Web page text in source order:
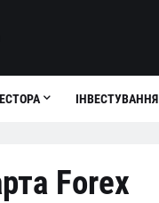
ІНВЕСТУВАННЯ
Forex